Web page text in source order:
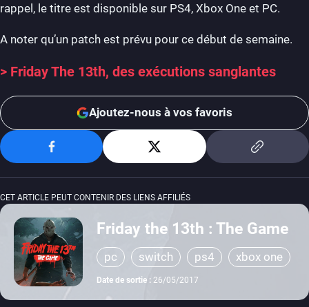
rappel, le titre est disponible sur PS4, Xbox One et PC.
A noter qu’un patch est prévu pour ce début de semaine.
> Friday The 13th, des exécutions sanglantes
Ajoutez-nous à vos favoris
CET ARTICLE PEUT CONTENIR DES LIENS AFFILIÉS
Friday the 13th : The Game
pc switch ps4 xbox one
Date de sortie : 26/05/2017